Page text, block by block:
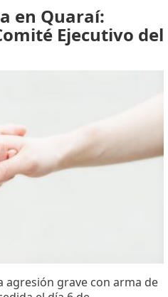
en Quaraí:
Ejecutivo del
agresión grave con arma de